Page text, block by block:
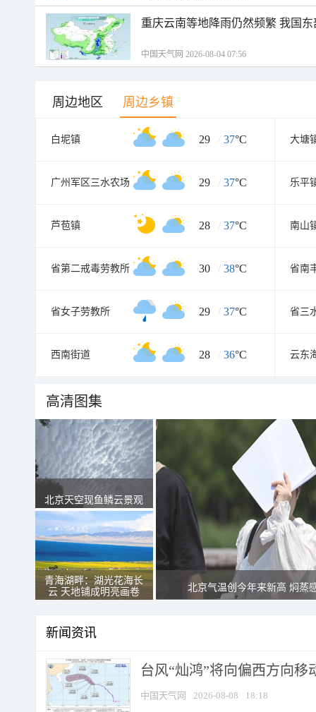
重庆云南等地降雨仍然频繁 我国
中国天气网 2026-08-04 07:56
周边地区 周边乡镇
白坭镇 29 / 37°C 大塘
广州军区三水农场 29 / 37°C 乐平
芦苞镇 28 / 37°C 南山
省第二戒毒劳教所 30 / 38°C 省南
省女子劳教所 29 / 37°C 省三
西南街道 28 / 36°C 云东
高清图集
北京天空现鱼鳞云景观
青海湖畔：湖光花海长
云 天地铺成明亮画卷
北京气温创今年来新高 焖蒸
新闻资讯
台风“灿鸿”将向偏西方向移
中国天气网 2026-08-08 18:18